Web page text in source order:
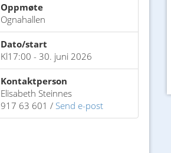
Oppmøte
Ognahallen
Dato/start
Kl17:00 - 30. juni 2026
Kontaktperson
Elisabeth Steinnes
917 63 601 / Send e-post